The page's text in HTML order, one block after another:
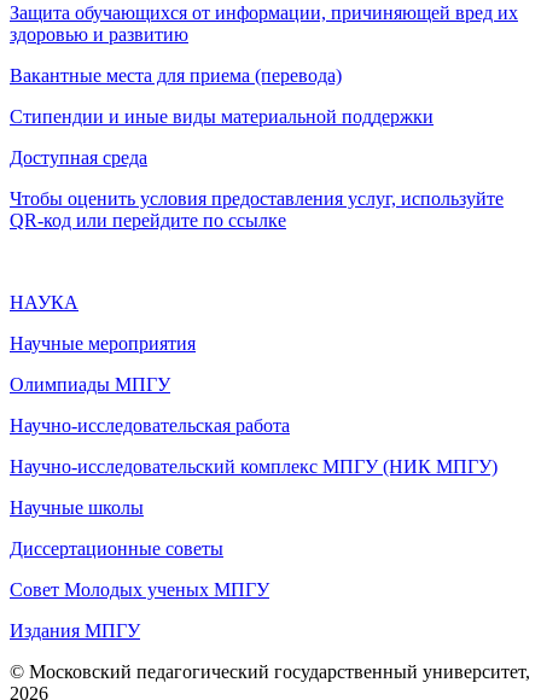
Защита обучающихся от информации, причиняющей вред их
здоровью и развитию
Вакантные места для приема (перевода)
Стипендии и иные виды материальной поддержки
Доступная среда
Чтобы оценить условия предоставления услуг, используйте
QR-код или перейдите по ссылке
НАУКА
Научные мероприятия
Олимпиады МПГУ
Научно-исследовательская работа
Научно-исследовательский комплекс МПГУ (НИК МПГУ)
Научные школы
Диссертационные советы
Совет Молодых ученых МПГУ
Издания МПГУ
© Московский педагогический государственный университет,
2026